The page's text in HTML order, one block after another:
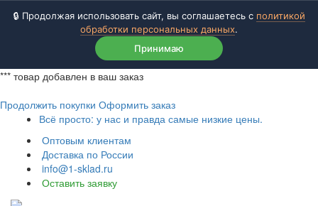
🔒 Продолжая использовать сайт, вы соглашаетесь с политикой
обработки персональных данных.
Принимаю
*** товар добавлен в ваш заказ
Продолжить покупки Оформить заказ
Всё просто: у нас и правда самые низкие цены.
Оптовым клиентам
Доставка по России
info@1-sklad.ru
Оставить заявку